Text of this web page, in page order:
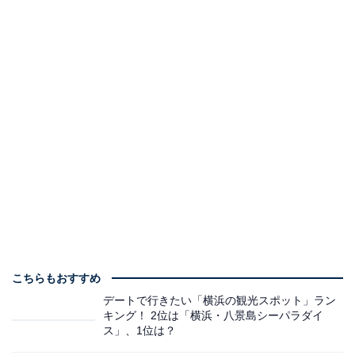
こちらもおすすめ
デートで行きたい「横浜の観光スポット」ラン
キング！ 2位は「横浜・八景島シーパラダイ
ス」、1位は？